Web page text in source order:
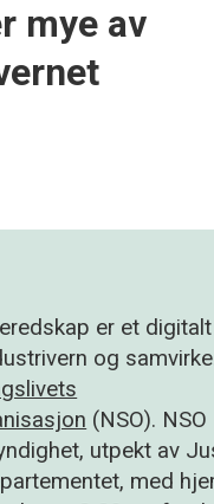
mye av
er et
og
(NSO). NSO
utpekt av
med